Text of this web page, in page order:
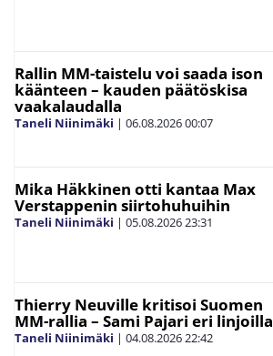
Rallin MM-taistelu voi saada ison
käänteen – kauden päätöskisa
vaakalaudalla
Taneli Niinimäki | 06.08.202600:07
Mika Häkkinen otti kantaa Max
Verstappenin siirtohuhuihin
Taneli Niinimäki | 05.08.2026 23:31
Thierry Neuville kritisoi Suomen
MM-rallia – Sami Pajari eri linjoilla
Taneli Niinimäki | 04.08.2026 22:42